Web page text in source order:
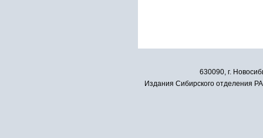
630090, г.
Издания Сибирского отделения